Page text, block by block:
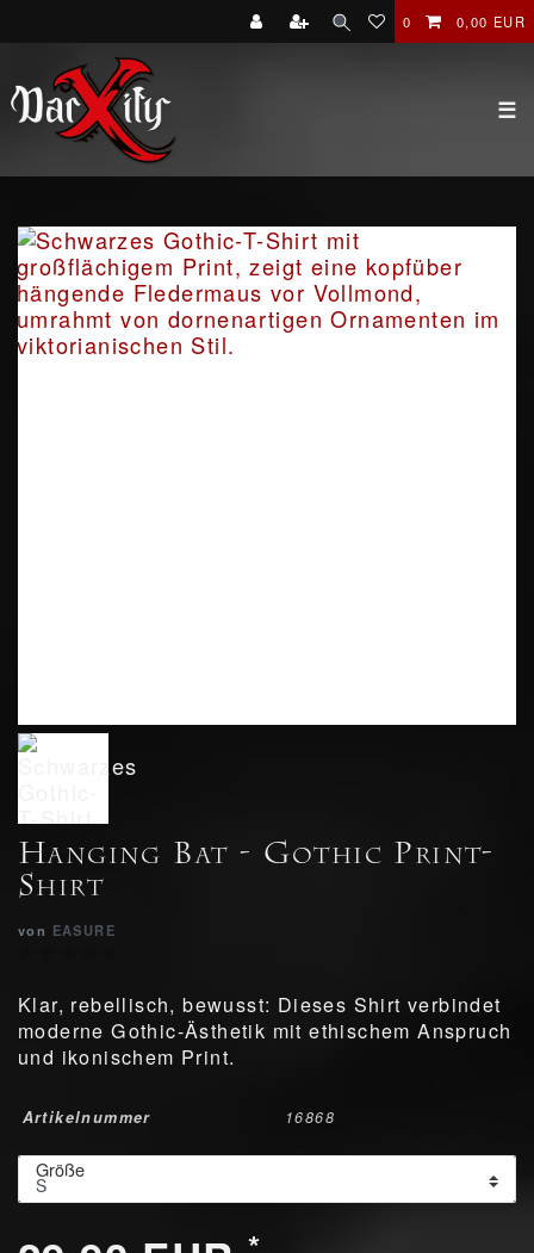
0 0,00 EUR
☰
Hanging Bat - Gothic Print-
Shirt
von EASURE
Klar, rebellisch, bewusst: Dieses Shirt verbindet
moderne Gothic-Ästhetik mit ethischem Anspruch
und ikonischem Print.
Artikelnummer 16868
Größe